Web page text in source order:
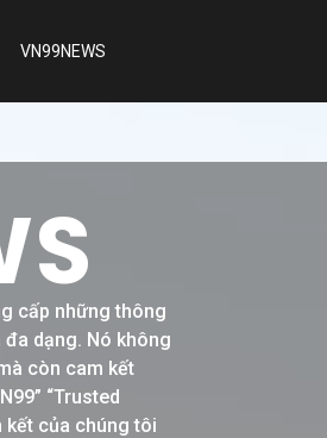
VN99NEWS
cấp những thông
dạng. Nó không
còn cam kết
“Trusted
kết của chúng tôi